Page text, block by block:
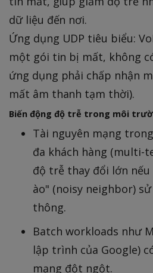
dữ liệu đến nơi.
Ứng dụng UDP tiêu biểu:
một gói tin bị mất, không
ứng dụng phải chấp nhận
mất âm thanh tạm thời).
Biến động độ trễ trong môi
Tài nguyên mạng
đa khách hàng (multi-
độ trễ thay đổi lớn nếu
ào" (noisy neighbor)
thông.
Batch workloads như
lập trình của Google)
mạng đột ngột.